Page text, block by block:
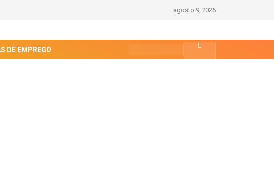
agosto 9, 2026
DE EMPREGO